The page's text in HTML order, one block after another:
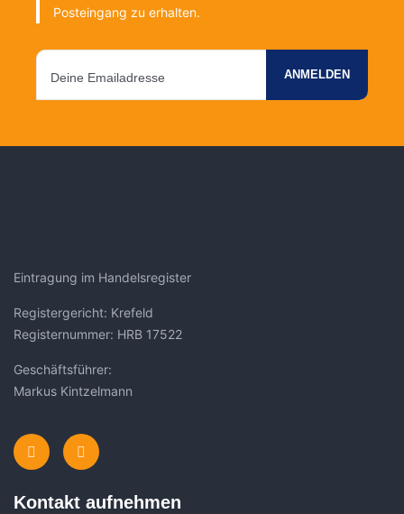
Posteingang zu erhalten.
Eintragung im Handelsregister
Registergericht: Krefeld
Registernummer: HRB 17522
Geschäftsführer:
Markus Kintzelmann
Kontakt aufnehmen